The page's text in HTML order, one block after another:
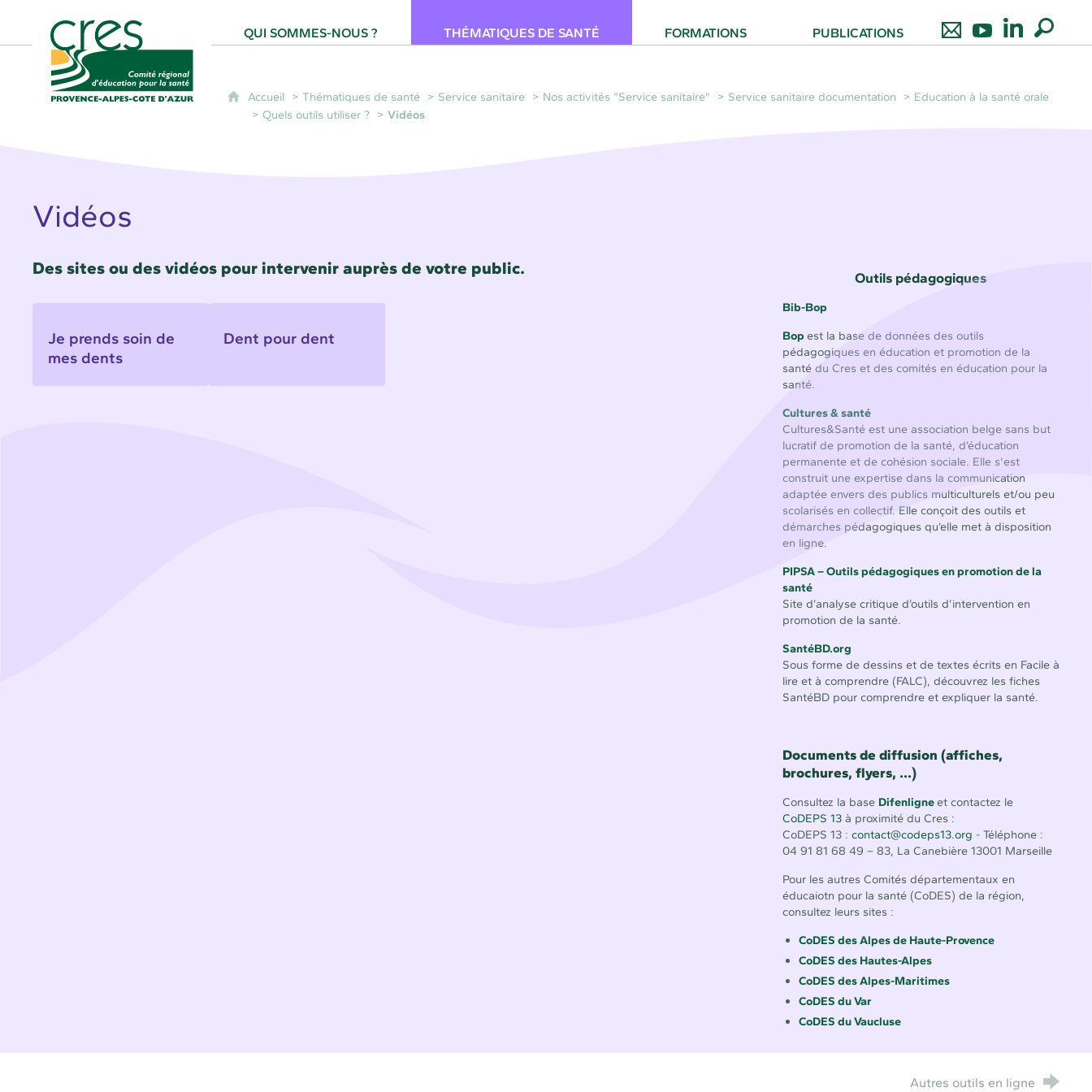
QUI SOMMES-NOUS ?
THÉMATIQUES DE SANTÉ FORMATIONS PUBLICATIONS
Accueil Thématiques de santé Service sanitaire Nos activités "Service sanitaire" Service sanitaire documentation
Education à la santé orale
Quels outils utiliser ?
Vidéos
Vidéos
Des sites ou des vidéos pour intervenir auprès de votre public.
Je prends soin de
mes dents
Dent pour dent
Outils pédagogiques
Bib-Bop
Bopest la base de données des outils
pédagogiques en éducation et promotion de la
santé du Cres et des comités en éducation pour la
santé.
Cultures & santé
Cultures&Santé est une association belge sans but
lucratif de promotion de la santé, d’éducation
permanente et de cohésion sociale. Elle s'est
construit une expertise dans la communication
adaptée envers des publics multiculturels et/ou peu
scolarisés en collectif. Elle conçoit des outils et
démarches pédagogiques qu’elle met à disposition
en ligne.
PIPSA – Outils pédagogiques en promotion de la
santé
Site d’analyse critique d’outils d’intervention en
promotion de la santé.
SantéBD.org
Sous forme de dessins et de textes écrits en Facile à
lire et à comprendre (FALC), découvrez les fiches
SantéBD pour comprendre et expliquer la santé.
Documents de diffusion (affiches,
brochures, flyers, ...)
Consultez la base Difenligneet contactez le
CoDEPS 13à proximité du Cres :
CoDEPS 13 : contact@codeps13.org - Téléphone :
04 91 81 68 49 – 83, La Canebière 13001 Marseille
Pour les autres Comités départementaux en
éducaiotn pour la santé (CoDES) de la région,
consultez leurs sites :
CoDES des Alpes de Haute-Provence
CoDES des Hautes-Alpes
CoDES des Alpes-Maritimes
CoDES du Var
CoDES du Vaucluse
Autres outils en ligne